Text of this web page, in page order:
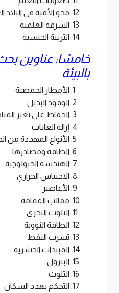
محو الأمية في البلاد
السرقة العلمية
التربية الجنسية
خامسًا: عناوين
بالبيئة
الأمطار الحمضية
الوقود البديل
الحفاظ على تغير
إزالة الغابات
الأنواع المهددة من
الطاقة ومصادرها
الهندسة الجيولوجية
الاحتباس الحراري
الأعاصير
مقالب القمامة
التلوث البحري
الطاقة النووية
تسرب النفط
المبيدات الحشرية
البترول
التلوث
التحكم بعدد السكان